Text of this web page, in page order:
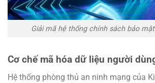
Giải mã hệ thống chính sách bảo
Cơ chế mã hóa dữ liệu người
Hệ thống phòng thủ an ninh mạng của